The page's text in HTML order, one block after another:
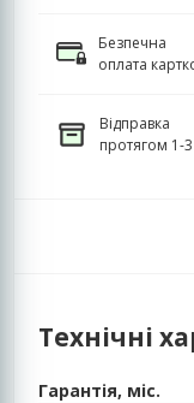
Безпечна
оплата
Відправка
протягом 1-3
Технічні
Гарантія, міс.